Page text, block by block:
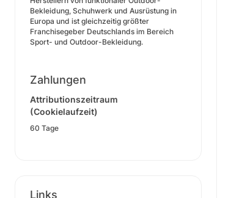
Bekleidung, Schuhwerk und Ausrüstung in
Europa und ist gleichzeitig größter
Franchisegeber Deutschlands im Bereich
Sport- und Outdoor-Bekleidung.
Zahlungen
Attributionszeitraum
(Cookielaufzeit)
60 Tage
Links